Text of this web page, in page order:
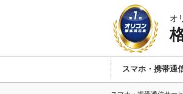
オ
スマホ・携帯通